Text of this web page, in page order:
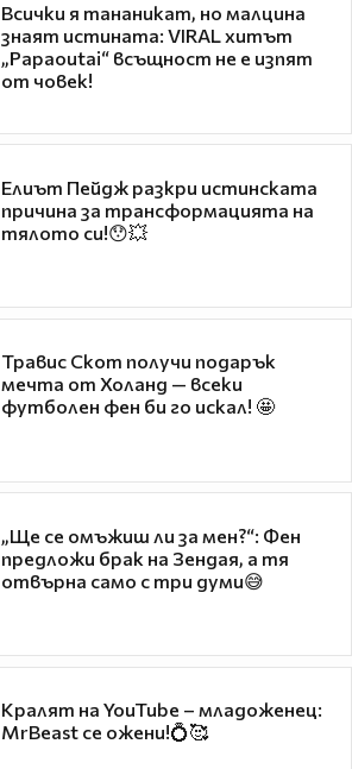
Всички я тананикат, но малцина
знаят истината: VIRAL хитът
„Papaoutai“ всъщност не е изпят
от човек!
Елиът Пейдж разкри истинската
причина за трансформацията на
тялото си!😯💥
Травис Скот получи подарък
мечта от Холанд — всеки
футболен фен би го искал! 🤩
„Ще се омъжиш ли за мен?“: Фен
предложи брак на Зендая, а тя
отвърна само с три думи😅
Кралят на YouTube – младоженец:
MrBeast се ожени!💍🥰